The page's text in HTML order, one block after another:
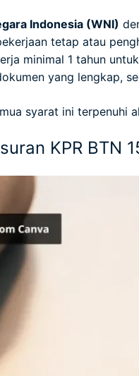
Indonesia (WNI)
tetap atau
minimal 1 tahun
yang lengkap,
syarat ini terpenuhi
KPR BTN